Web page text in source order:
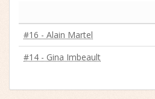
#16 - Alain Martel
#14 - Gina Imbeault